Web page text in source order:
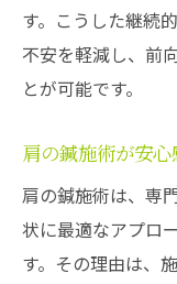
鍼によ
腱板損
鍼施術
腱板損
肩の鍼
鍼と腱
す。こうした継続
不安を軽減し、前
とが可能です。
肩の鍼施術が安
肩の鍼施術は、専
状に最適なアプロ
す。その理由は、